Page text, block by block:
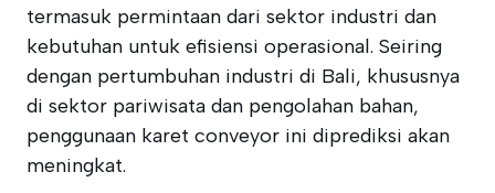
termasuk permintaan dari sektor industri dan
kebutuhan untuk efisiensi operasional. Seiring
dengan pertumbuhan industri di Bali, khususnya
di sektor pariwisata dan pengolahan bahan,
penggunaan karet conveyor ini diprediksi akan
meningkat.